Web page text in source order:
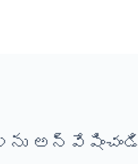
అన్వేషించండి